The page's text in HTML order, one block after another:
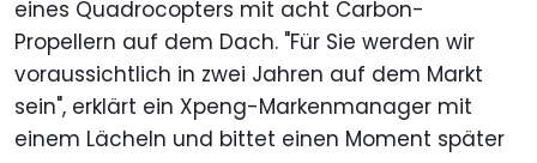
eines Quadrocopters mit acht Carbon-
Propellern auf dem Dach. "Für Sie werden wir
voraussichtlich in zwei Jahren auf dem Markt
sein", erklärt ein Xpeng-Markenmanager mit
einem Lächeln und bittet einen Moment später